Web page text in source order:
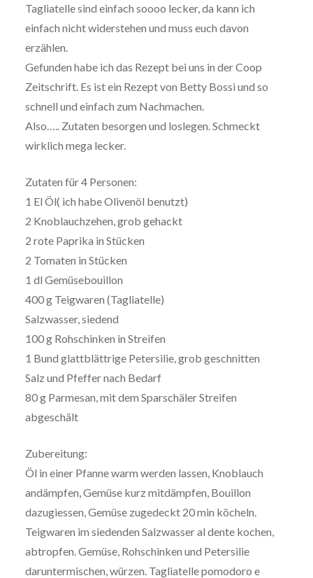
Tagliatelle sind einfach soooo lecker, da kann ich
einfach nicht widerstehen und muss euch davon
erzählen.
Gefunden habe ich das Rezept bei uns in der Coop
Zeitschrift. Es ist ein Rezept von Betty Bossi und so
schnell und einfach zum Nachmachen.
Also….. Zutaten besorgen und loslegen. Schmeckt
wirklich mega lecker.
Zutaten für 4 Personen:
1 El Öl( ich habe Olivenöl benutzt)
2 Knoblauchzehen, grob gehackt
2 rote Paprika in Stücken
2 Tomaten in Stücken
1 dl Gemüsebouillon
400 g Teigwaren (Tagliatelle)
Salzwasser, siedend
100 g Rohschinken in Streifen
1 Bund glattblättrige Petersilie, grob geschnitten
Salz und Pfeffer nach Bedarf
80 g Parmesan, mit dem Sparschäler Streifen
abgeschält
Zubereitung:
Öl in einer Pfanne warm werden lassen, Knoblauch
andämpfen, Gemüse kurz mitdämpfen, Bouillon
dazugiessen, Gemüse zugedeckt 20 min köcheln.
Teigwaren im siedenden Salzwasser al dente kochen,
abtropfen. Gemüse, Rohschinken und Petersilie
daruntermischen, würzen. Tagliatelle pomodoro e